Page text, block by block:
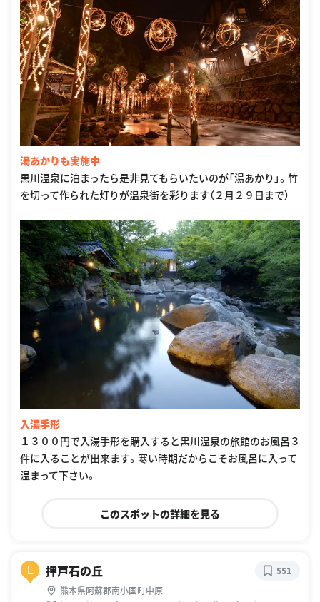
湯あかりも実施中
黒川温泉に泊まったら是非見てもらいたいのが「湯あかり」。竹
を切って作られた灯りが温泉街を彩ります（２月２９日まで）
入湯手形
１３００円で入湯手形を購入すると黒川温泉の旅館のお風呂３
件に入ることが出来ます。寒い時期だからこそお風呂に入って
温まって下さい。
このスポットの詳細を見る
L 押戸石の丘
熊本県阿蘇郡南小国町中原
551